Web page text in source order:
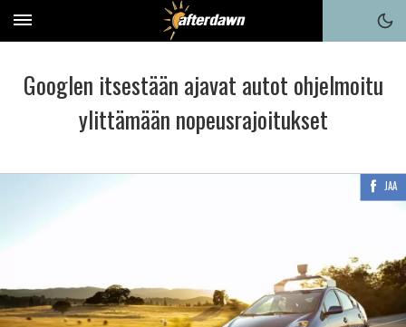
Googlen itsestään ajavat autot ohjelmoitu
ylittämään nopeusrajoitukset
JAA